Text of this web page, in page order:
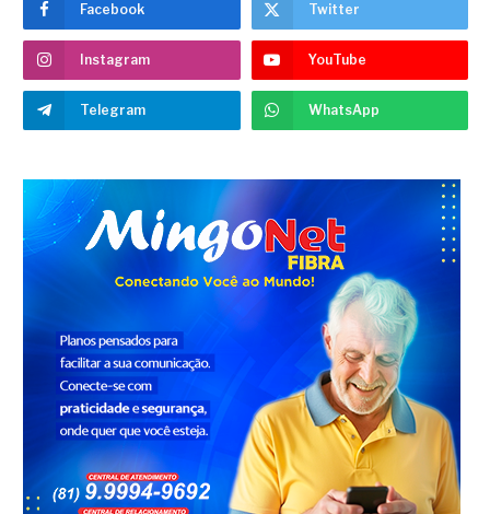
Facebook Twitter
Instagram YouTube
Telegram WhatsApp